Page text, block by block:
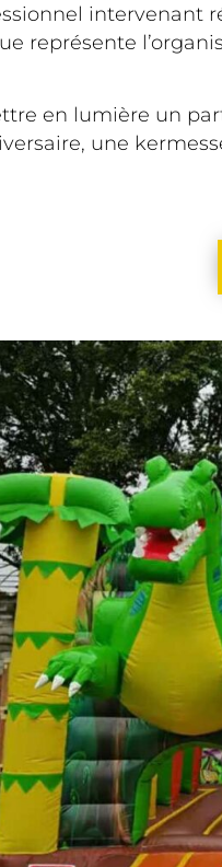
intervenant
représente
en lumière un
une